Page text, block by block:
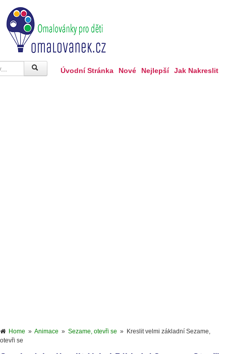
Úvodní Stránka Nové Nejlepší Jak Nakreslit
Home » Animace » Sezame, otevři se » Kreslit velmi základní Sezame,
otevři se